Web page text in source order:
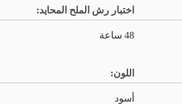
اختبار رش الملح المحايد:
48 ساعة
اللون:
أسود